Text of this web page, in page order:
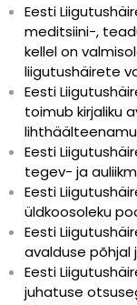
Eesti
meditsiini-,
kellel on
liigutushäirete
Eesti
toimub kirjaliku
Eesti
tegev- ja
Eesti
üldkoosoleku
Eesti
avalduse põhjal
Eesti
juhatuse